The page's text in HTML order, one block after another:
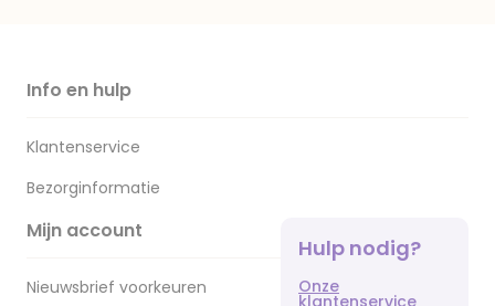
Info en hulp
Klantenservice
Bezorginformatie
Mijn account
Nieuwsbrief voorkeuren
Hulp nodig?
Onze
klantenservice